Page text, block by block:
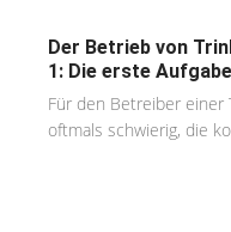
Der Betrieb von
1: Die erste
Für den Betreiber einer
oftmals schwierig, die